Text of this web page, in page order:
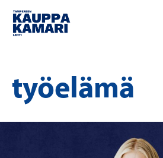
Siirry
sisältöön
työelämä